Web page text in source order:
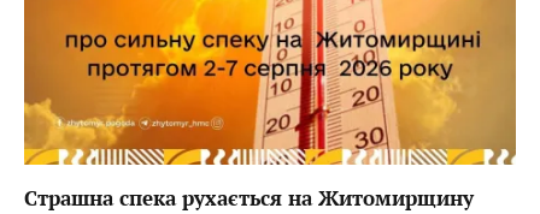
Страшна спека рухається на Житомирщину